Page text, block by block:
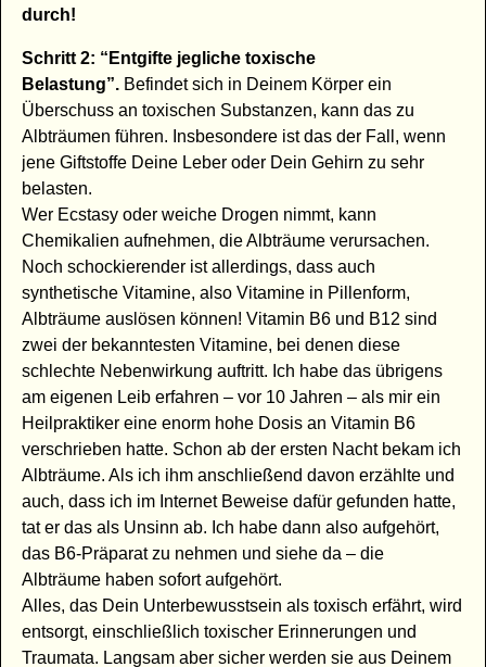
durch!
Schritt 2: “Entgifte jegliche toxische
Belastung”. Befindet sich in Deinem Körper ein
Überschuss an toxischen Substanzen, kann das zu
Albträumen führen. Insbesondere ist das der Fall, wenn
jene Giftstoffe Deine Leber oder Dein Gehirn zu sehr
belasten.
Wer Ecstasy oder weiche Drogen nimmt, kann
Chemikalien aufnehmen, die Albträume verursachen.
Noch schockierender ist allerdings, dass auch
synthetische Vitamine, also Vitamine in Pillenform,
Albträume auslösen können! Vitamin B6 und B12 sind
zwei der bekanntesten Vitamine, bei denen diese
schlechte Nebenwirkung auftritt. Ich habe das übrigens
am eigenen Leib erfahren – vor 10 Jahren – als mir ein
Heilpraktiker eine enorm hohe Dosis an Vitamin B6
verschrieben hatte. Schon ab der ersten Nacht bekam ich
Albträume. Als ich ihm anschließend davon erzählte und
auch, dass ich im Internet Beweise dafür gefunden hatte,
tat er das als Unsinn ab. Ich habe dann also aufgehört,
das B6-Präparat zu nehmen und siehe da – die
Albträume haben sofort aufgehört.
Alles, das Dein Unterbewusstsein als toxisch erfährt, wird
entsorgt, einschließlich toxischer Erinnerungen und
Traumata. Langsam aber sicher werden sie aus Deinem